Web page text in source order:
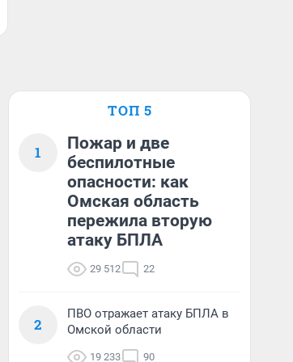
ТОП 5
1
Пожар и две
беспилотные
опасности: как
Омская область
пережила вторую
атаку БПЛА
29 512 22
2
ПВО отражает атаку БПЛА в
Омской области
19 233 90